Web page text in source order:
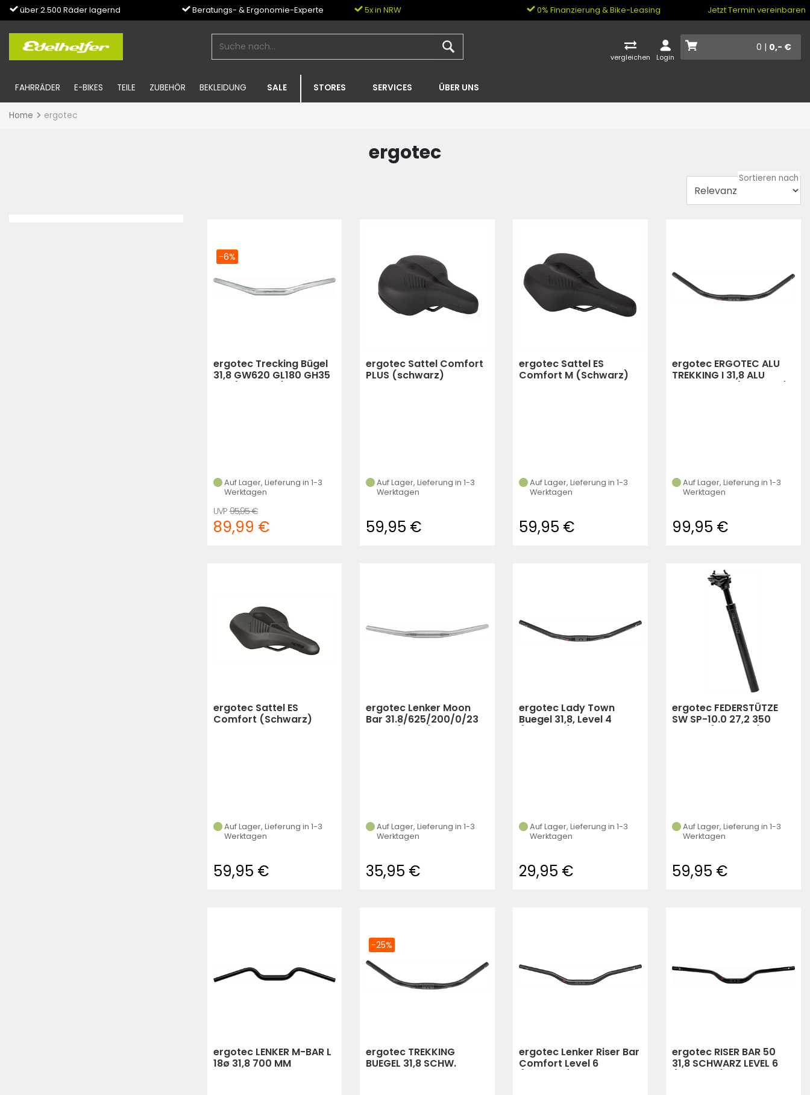
über 2.500 Räder lagernd Beratungs- & Ergonomie-Experte 5x in NRW 0% Finanzierung & Bike-Leasing Jetzt Termin vereinbaren
vergleichen Login
0 | 0,- €
FAHRRÄDER E-BIKES TEILE ZUBEHÖR BEKLEIDUNG SALE STORES SERVICES ÜBER UNS
Home ergotec
ergotec
ergotec Trecking Bügel
31,8 GW620 GL180 GH35
Auf Lager, Lieferung in 1-3
Werktagen
-6%
95,95 €
89,99 €
ergotec Sattel Comfort
PLUS (schwarz)
Auf Lager, Lieferung in 1-3
Werktagen
59,95 €
ergotec Sattel ES
Comfort M (Schwarz)
Auf Lager, Lieferung in 1-3
Werktagen
59,95 €
ergotec ERGOTEC ALU
TREKKING I 31,8 ALU
Auf Lager, Lieferung in 1-3
Werktagen
99,95 €
ergotec Sattel ES
Comfort (Schwarz)
Auf Lager, Lieferung in 1-3
Werktagen
59,95 €
ergotec Lenker Moon
Bar 31.8/625/200/0/23
Auf Lager, Lieferung in 1-3
Werktagen
35,95 €
ergotec Lady Town
Buegel 31,8, Level 4
Auf Lager, Lieferung in 1-3
Werktagen
29,95 €
ergotec FEDERSTÜTZE
SW SP-10.0 27,2 350
Auf Lager, Lieferung in 1-3
Werktagen
59,95 €
ergotec LENKER M-BAR L
18ø 31,8 700 MM
ergotec TREKKING
BUEGEL 31,8 SCHW.
-25%
ergotec Lenker Riser Bar
Comfort Level 6
ergotec RISER BAR 50
31,8 SCHWARZ LEVEL 6